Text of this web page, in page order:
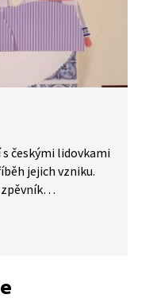
českými lidovkami
jejich vzniku.